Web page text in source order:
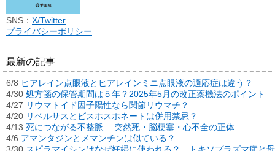
SNS： X/Twitter
プライバシーポリシー
最新の記事
6/8 ヒアレイン点眼液とヒアレインミニ点眼液の適応症は違う？
4/30 処方箋の保管期間は５年？2025年5月の改正薬機法のポイント
4/27 リウマトイド因子陽性なら関節リウマチ？
4/20 リベルサスとビスホスホネートは併用禁忌？
4/13 死につながる不整脈― 突然死・脳梗塞・心不全の正体
4/6 アマンタジンとメマンチンは似ている？